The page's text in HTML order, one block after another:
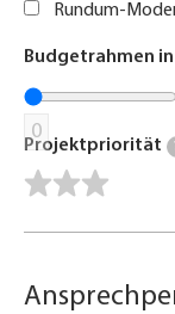
Rundum-
Budgetrahmen in
0
Projektpriorität